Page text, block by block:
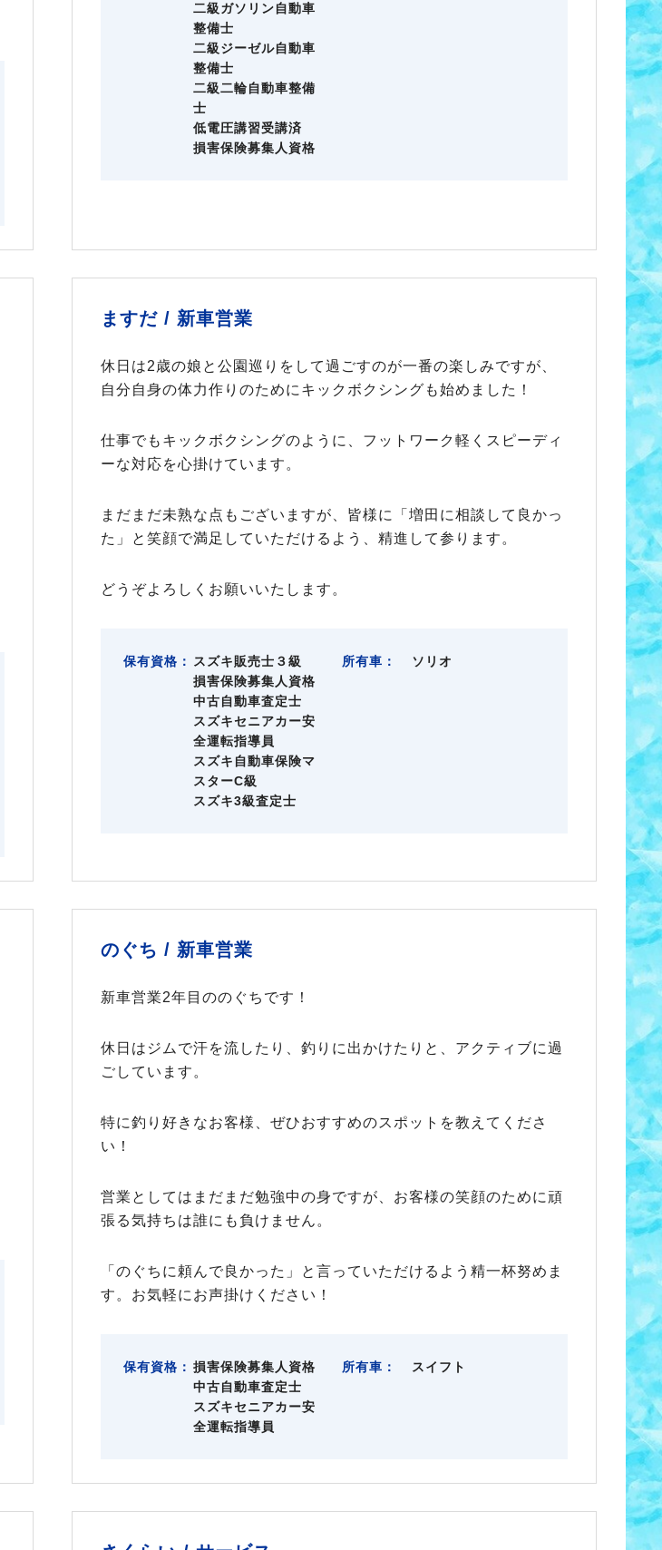
二級ガソリン自動車
整備士
二級ジーゼル自動車
整備士
二級二輪自動車整備
士
低電圧講習受講済
損害保険募集人資格
ますだ / 新車営業
休日は2歳の娘と公園巡りをして過ごすのが一番の楽しみですが、
自分自身の体力作りのためにキックボクシングも始めました！
仕事でもキックボクシングのように、フットワーク軽くスピーディ
ーな対応を心掛けています。
まだまだ未熟な点もございますが、皆様に「増田に相談して良かっ
た」と笑顔で満足していただけるよう、精進して参ります。
どうぞよろしくお願いいたします。
保有資格：
スズキ販売士３級
損害保険募集人資格
中古自動車査定士
スズキセニアカー安
全運転指導員
スズキ自動車保険マ
スターC級
スズキ3級査定士
所有車： ソリオ
のぐち / 新車営業
新車営業2年目ののぐちです！
休日はジムで汗を流したり、釣りに出かけたりと、アクティブに過
ごしています。
特に釣り好きなお客様、ぜひおすすめのスポットを教えてくださ
い！
営業としてはまだまだ勉強中の身ですが、お客様の笑顔のために頑
張る気持ちは誰にも負けません。
「のぐちに頼んで良かった」と言っていただけるよう精一杯努めま
す。お気軽にお声掛けください！
保有資格： 損害保険募集人資格
中古自動車査定士
スズキセニアカー安
全運転指導員
所有車： スイフト